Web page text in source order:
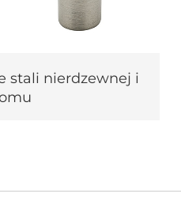
stali nierdzewnej i